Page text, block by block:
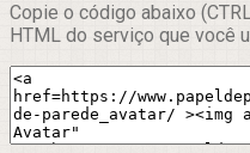
Copie o código abaixo
HTML do serviço que você